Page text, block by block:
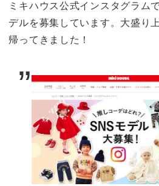
ミキハウス公式インスタグラム
デルを募集しています。大盛り
帰ってきました！